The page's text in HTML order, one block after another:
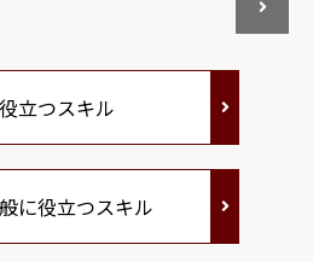
立つスキル
に役立つスキル